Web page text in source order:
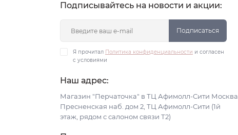
Подписывайтесь на новости и акции:
Подписаться
Я прочитал Политика конфиденциальности и согласен
с условиями
Наш адрес:
Магазин "Перчаточка" в ТЦ Афимолл-Сити Москва,
Пресненская наб. дом 2, ТЦ Афимолл-Сити (1й
этаж, рядом с салоном связи Т2)